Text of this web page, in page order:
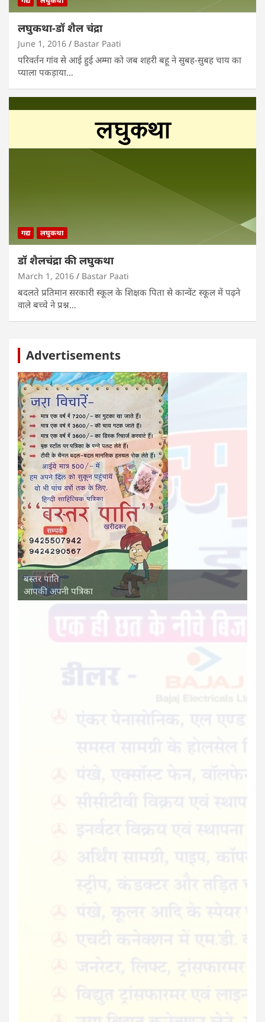
लघुकथा-डॉ शैल चंद्रा
June 1, 2016 Bastar Paati
परिवर्तन गांव से आई हुई अम्मा को जब शहरी बहू ने सुबह-सुबह चाय का
प्याला पकड़ाया…
गद्य लघुकथा
डॉ शैलचंद्रा की लघुकथा
March 1, 2016 Bastar Paati
बदलते प्रतिमान सरकारी स्कूल के शिक्षक पिता से कान्वेंट स्कूल में पढ़ने
वाले बच्चे ने प्रश्न…
Advertisements
बस्तर पाति
आपकी अपनी पत्रिका